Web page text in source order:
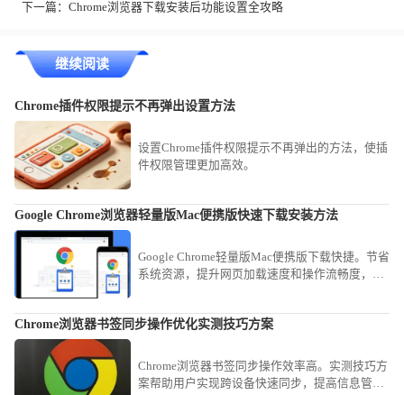
下一篇： Chrome浏览器下载安装后功能设置全攻略
继续阅读
Chrome插件权限提示不再弹出设置方法
设置Chrome插件权限提示不再弹出的方法，使插
件权限管理更加高效。
Google Chrome浏览器轻量版Mac便携版快速下载安装方法
Google Chrome轻量版Mac便携版下载快捷。节省
系统资源，提升网页加载速度和操作流畅度，让
Chrome浏览器书签同步操作优化实测技巧方案
Chrome浏览器书签同步操作效率高。实测技巧方
案帮助用户实现跨设备快速同步，提高信息管理